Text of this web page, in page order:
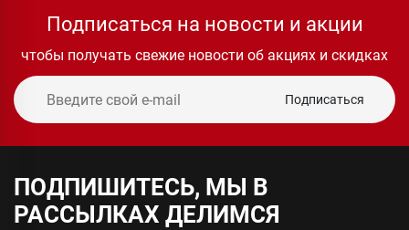
Подписаться на новости и акции
чтобы получать свежие новости об акциях и скидках
Подписаться
ПОДПИШИТЕСЬ, МЫ В
РАССЫЛКАХ ДЕЛИМСЯ